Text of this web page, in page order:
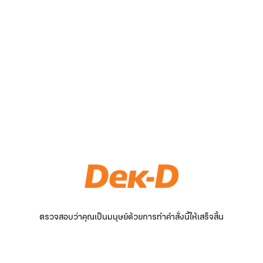
ตรวจสอบว่าคุณเป็นมนุษย์ด้วยการทำคำสั่งนี้ให้เสร็จสิ้น